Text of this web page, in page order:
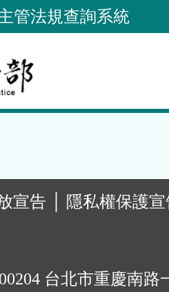
管法規查詢系統
宣告
隱私權保護
台北市重慶南路